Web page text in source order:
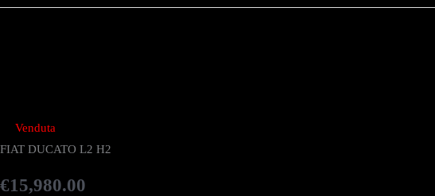
Venduta
FIAT DUCATO L2 H2
€15,980.00